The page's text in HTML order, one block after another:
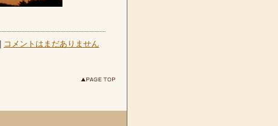
コメントはまだありません